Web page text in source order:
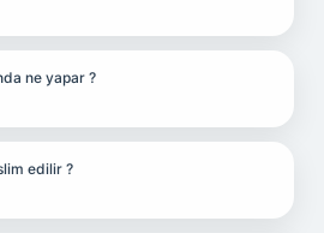
ne yapar ?
edilir ?